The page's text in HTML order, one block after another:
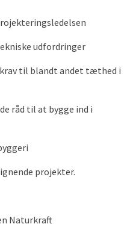
udfordringer
til blandt andet tæthed i
råd til at bygge ind i
projekter.
Naturkraft